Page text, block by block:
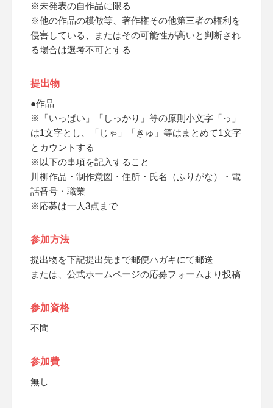
※未発表の自作品に限る
※他の作品の模倣等、著作権その他第三者の権利を
侵害している、またはその可能性が高いと判断され
る場合は選考不可とする
提出物
●作品
※「いっぱい」「しっかり」等の原則小文字「っ」
は1文字とし、「じゃ」「きゅ」等はまとめて1文字
とカウントする
※以下の事項を記入すること
川柳作品・制作意図・住所・氏名（ふりがな）・電
話番号・職業
※応募は一人3点まで
参加方法
提出物を下記提出先まで郵便ハガキにて郵送
または、公式ホームページの応募フォームより投稿
参加資格
不問
参加費
無し